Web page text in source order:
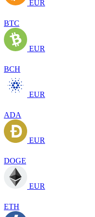
EUR
BTC
EUR
BCH
EUR
ADA
EUR
DOGE
EUR
ETH